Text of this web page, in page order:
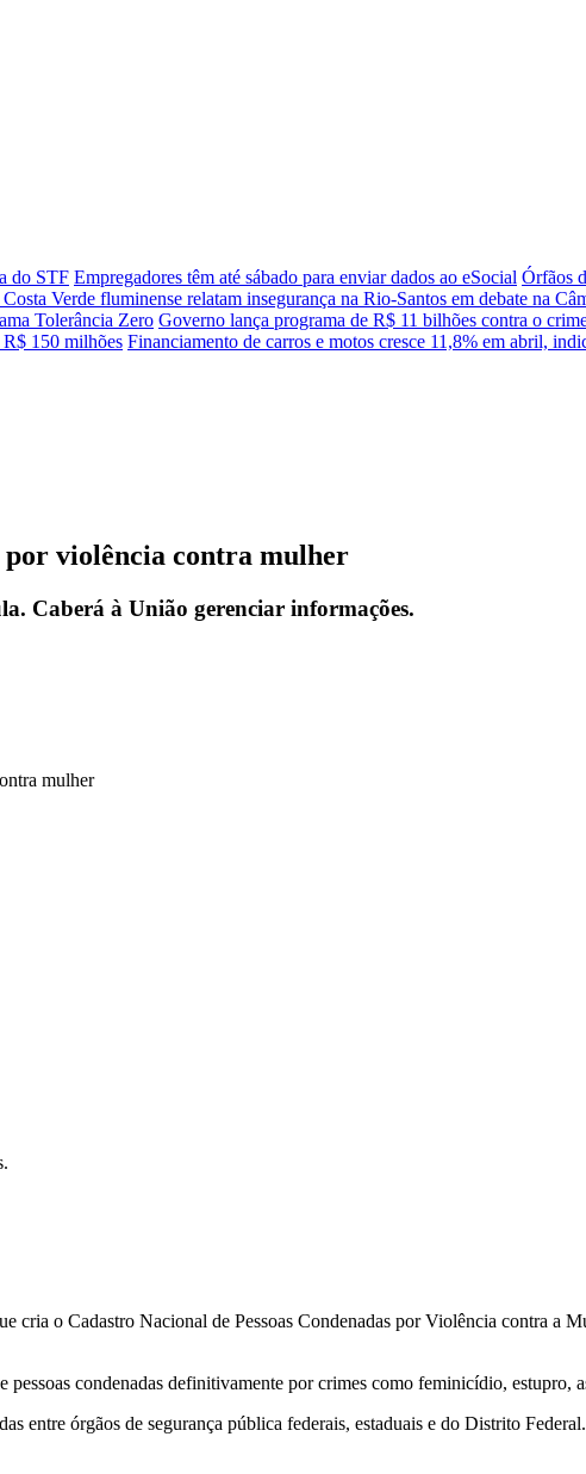
do STF Empregadores têm até sábado para enviar dados ao eSocial Órfãos
Verde fluminense relatam insegurança na Rio-Santos em debate na
Tolerância Zero Governo lança programa de R$ 11 bilhões contra o
R$ 150 milhões Financiamento de carros e motos cresce 11,8% em abril,
por violência contra mulher
Caberá à União gerenciar informações.
cria o Cadastro Nacional de Pessoas Condenadas por Violência contra a
condenadas definitivamente por crimes como feminicídio, estupro,
entre órgãos de segurança pública federais, estaduais e do Distrito Federal.